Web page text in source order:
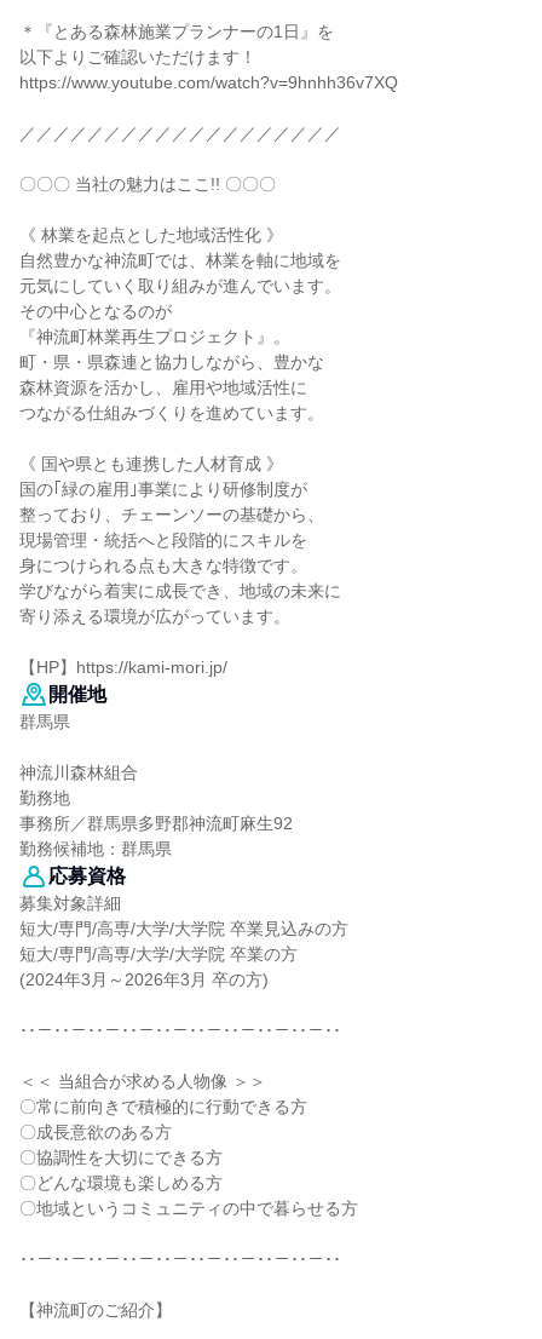
＊『とある森林施業プランナーの1日』を
以下よりご確認いただけます！
https://www.youtube.com/watch?v=9hnhh36v7XQ
／／／／／／／／／／／／／／／／／／／
〇〇〇 当社の魅力はここ!! 〇〇〇
《 林業を起点とした地域活性化 》
自然豊かな神流町では、林業を軸に地域を
元気にしていく取り組みが進んでいます。
その中心となるのが
『神流町林業再生プロジェクト』。
町・県・県森連と協力しながら、豊かな
森林資源を活かし、雇用や地域活性に
つながる仕組みづくりを進めています。
《 国や県とも連携した人材育成 》
国の｢緑の雇用｣事業により研修制度が
整っており、チェーンソーの基礎から、
現場管理・統括へと段階的にスキルを
身につけられる点も大きな特徴です。
学びながら着実に成長でき、地域の未来に
寄り添える環境が広がっています。
【HP】https://kami-mori.jp/
開催地
群馬県
神流川森林組合
勤務地
事務所／群馬県多野郡神流町麻生92
勤務候補地：群馬県
応募資格
募集対象詳細
短大/専門/高専/大学/大学院 卒業見込みの方
短大/専門/高専/大学/大学院 卒業の方
(2024年3月～2026年3月 卒の方)
･･－･･－･･－･･－･･－･･－･･－･･－･･－･･
＜＜ 当組合が求める人物像 ＞＞
〇常に前向きで積極的に行動できる方
〇成長意欲のある方
〇協調性を大切にできる方
〇どんな環境も楽しめる方
〇地域というコミュニティの中で暮らせる方
･･－･･－･･－･･－･･－･･－･･－･･－･･－･･
【神流町のご紹介】